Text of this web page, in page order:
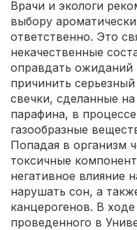
Врачи и экологи
выбору
ответственно. Это
некачественные
оправдать ожиданий
причинить
свечки, сделанные
парафина, в
газообразные
Попадая в организм
токсичные
негативное влияние
нарушать сон, а
канцерогенов. В
проведенного в